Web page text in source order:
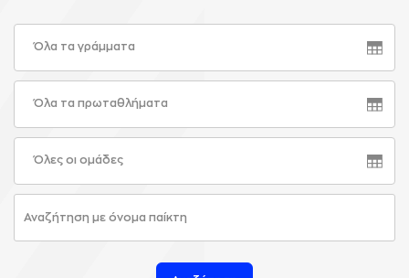
Όλα τα γράμματα
Όλα τα πρωταθλήματα
Όλες οι ομάδες